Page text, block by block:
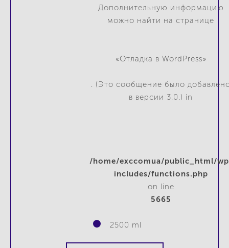
Дополнительную информацию
можно найти на странице
«Отладка в WordPress»
. (Это сообщение было
в версии 3.0.) in
/home/exccomua/public_html/
includes/functions.php
on line
5665
2500 ml